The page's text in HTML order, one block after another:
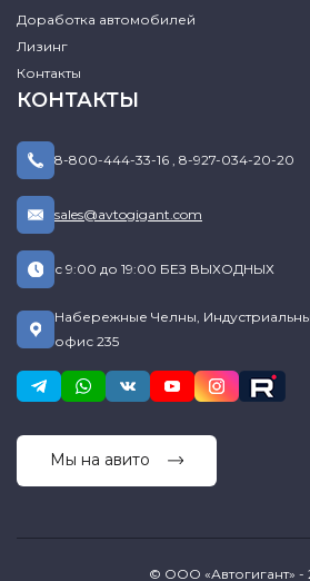
Доработка автомобилей
Лизинг
Контакты
КОНТАКТЫ
8-800-444-33-16 8-927-034-20-20
sales@avtogigant.com
с 9:00 до 19:00 БЕЗ ВЫХОДНЫХ
Набережные Челны,
офис 235
Мы на авито
© ООО «Автогигант» -